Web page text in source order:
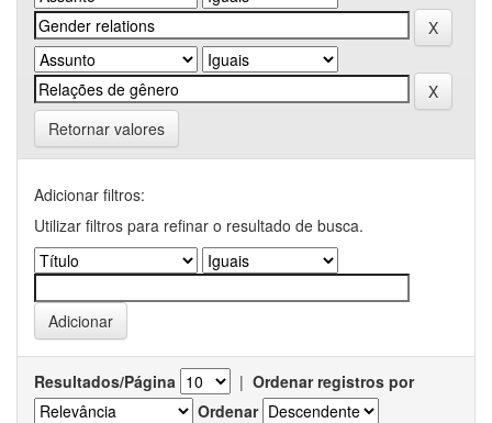
Retornar valores
Adicionar filtros:
Utilizar filtros para refinar o resultado de busca.
Resultados/Página | Ordenar registros por
Ordenar